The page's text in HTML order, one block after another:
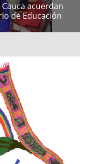
acuerdan
de Educación